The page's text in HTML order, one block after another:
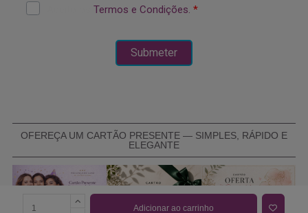
Adicionar ao carrinho
OFEREÇA UM CARTÃO PRESENTE — SIMPLES, RÁPIDO E
ELEGANTE